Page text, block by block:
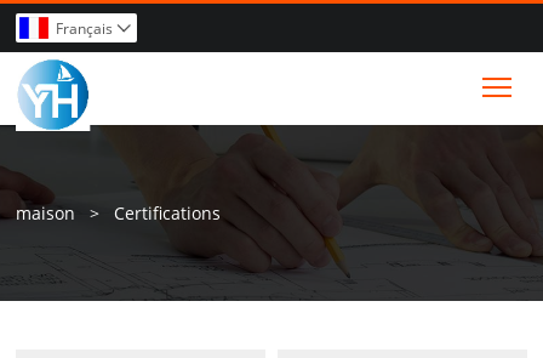
Français 
maison > Certifications